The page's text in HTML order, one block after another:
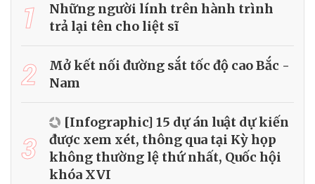
1
Những người lính trên hành trình
trả lại tên cho liệt sĩ
2
Mở kết nối đường sắt tốc độ cao Bắc -
Nam
3
[Infographic] 15 dự án luật dự kiến
được xem xét, thông qua tại Kỳ họp
không thường lệ thứ nhất, Quốc hội
khóa XVI